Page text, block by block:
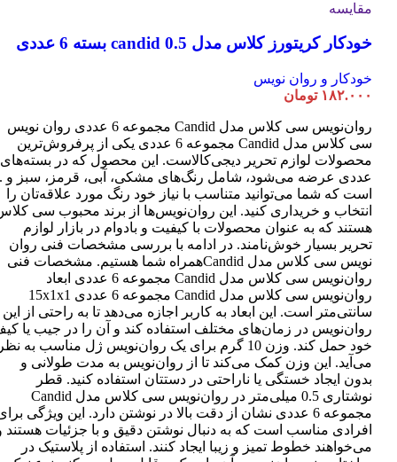
مقایسه
خودکار کریتورز کلاس مدل candid 0.5 بسته 6 عددی
خودکار و روان نویس
۱۸۲.۰۰۰ تومان
روان‌نویس سی کلاس مدل Candid مجموعه 6 عددی روان نویس
سی کلاس مدل Candid مجموعه 6 عددی یکی از پرفروش‌ترین
عددی عرضه می‌شود، شامل رنگ‌های مشکی، آبی، قرمز، سبز و
است که شما می‌توانید متناسب با نیاز خود رنگ مورد علاقه‌تان را
انتخاب و خریداری کنید. این روان‌نویس‌ها از برند محبوب سی
هستند که به عنوان محصولات با کیفیت و بادوام در بازار لوازم
تحریر بسیار خوش‌نامند. در ادامه با بررسی مشخصات فنی روان
نویس سی کلاس مدل Candidهمراه شما هستیم. مشخصات فنی
روان‌نویس سی کلاس مدل Candid مجموعه 6 عددی ابعاد
روان‌نویس سی کلاس مدل Candid مجموعه 6 عددی 15x1x1
سانتی‌متر است. این ابعاد به کاربر اجازه می‌دهد تا به راحتی از این
روان‌نویس در زمان‌های مختلف استفاده کند و آن را در جیب یا
خود حمل کند. وزن 10 گرم برای یک روان‌نویس ژل مناسب به
می‌آید. این وزن کمک می‌کند تا از روان‌نویس به مدت طولانی و
بدون ایجاد خستگی یا ناراحتی در دستتان استفاده کنید. قطر
نوشتاری 0.5 میلی‌متر در روان‌نویس سی کلاس مدل Candid
مجموعه 6 عددی نشان از دقت بالا در نوشتن دارد. این ویژگی
افرادی مناسب است که به دنبال نوشتن دقیق و با جزئیات هستند
می‌خواهند خطوط تمیز و زیبا ایجاد کنند. استفاده از پلاستیک در